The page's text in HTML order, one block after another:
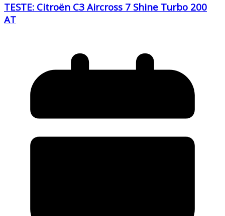
TESTE: Citroën C3 Aircross 7 Shine Turbo 200
AT